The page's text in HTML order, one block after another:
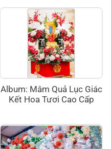
Album: Mâm Quả Lục Giác
Kết Hoa Tươi Cao Cấp